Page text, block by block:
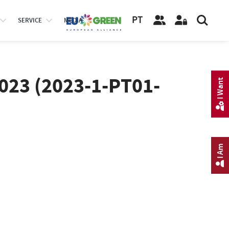
SERVICE MEDIA PT
(2023-1-PT01-
I Am
I Want